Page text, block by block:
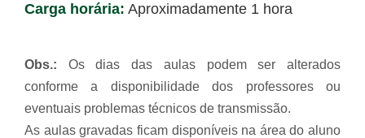
Carga horária: Aproximadamente 1 hora
Obs.: Os dias das aulas podem ser alterados
conforme a disponibilidade dos professores ou
eventuais problemas técnicos de transmissão.
As aulas gravadas ficam disponíveis na área do aluno